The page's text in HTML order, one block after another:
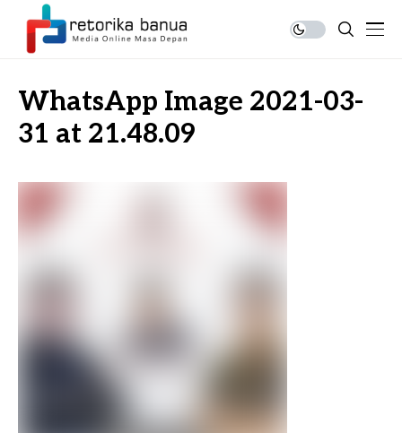
WhatsApp Image 2021-03-
31 at 21.48.09